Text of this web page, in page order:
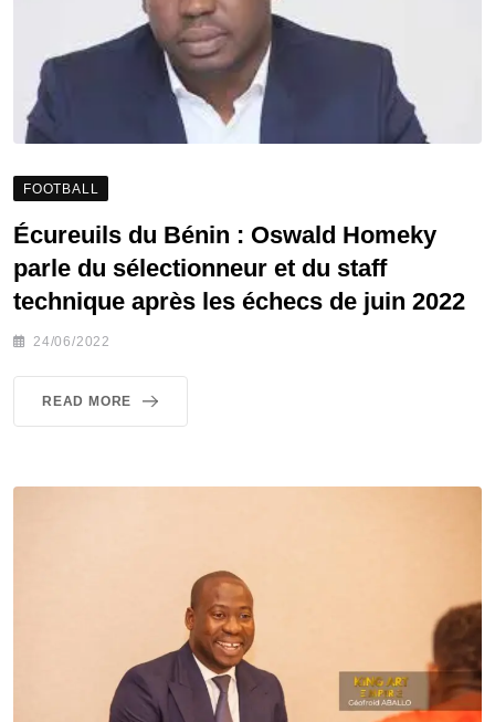
FOOTBALL
Écureuils du Bénin : Oswald Homeky
parle du sélectionneur et du staff
technique après les échecs de juin 2022
24/06/2022
READ MORE